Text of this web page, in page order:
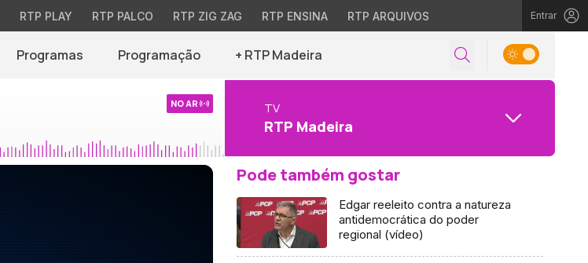
RTP PLAY RTP PALCO RTP ZIG ZAG RTP ENSINA RTP ARQUIVOS Entrar
Programas Programação + RTP Madeira
NO AR TV
RTP Madeira
Pode também gostar
Edgar reeleito contra a natureza
antidemocrática do poder
regional (vídeo)